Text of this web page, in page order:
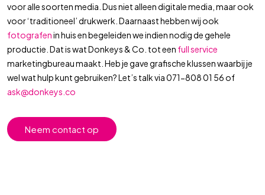
voor alle soorten media. Dus niet alleen digitale media, maar ook
voor ‘traditioneel’ drukwerk. Daarnaast hebben wij ook
fotografenin huis en begeleiden we indien nodig de gehele
productie. Dat is wat Donkeys & Co. tot een full service
marketingbureau maakt. Heb je gave grafische klussen waarbij je
wel wat hulp kunt gebruiken? Let’s talk via 071-808 01 56 of
ask@donkeys.co
Neem contact op